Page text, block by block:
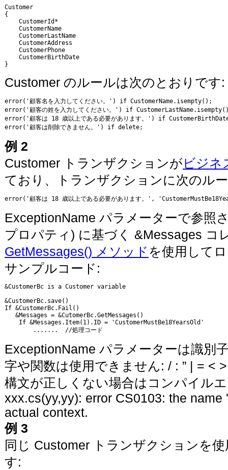
Customer
{
    CustomerId*
    CustomerName
    CustomerLastName
    CustomerAddress
    CustomerPhone
    CustomerBirthDate
}
Customer のルールは次のとおりです:
error('顧客名を入力してください。') if CustomerName.isempty();
error('顧客の姓を入力してください。') if
error('顧客は 18 歳以上である必要があります。') if
error('顧客は削除できません。') if delete;
例 2
Customer トランザクションがビジネ
ており、トランザクションに次のル
error('顧客は 18 歳以上である必要があります。',
ExceptionName パラメーターで参照
プロパティ) に基づく &Messages コ
GetMessages() メソッド を使用して
サンプルコード:
&CustomerBc is a Customer variable
&CustomerBc.save()
If &CustomerBc.Fail()
   &Messages = &CutomerBc.GetMessages()
    If &Messages.Item(1).ID = 'CustomerMustBe18YearsOld'
        .......  //処理コード
ExceptionName パラメーターは識別
字や関数は使用できません: / : ” | = <
構文が正しくない場合はコンパイル
xxx.cs(yy,yy): error CS0103: the
actual context.
例 3
同じ Customer トランザクションを
す: